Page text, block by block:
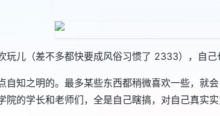
玩儿（差不多都快要成风俗习惯了 2333），自
自知之明的。最多某些东西都稍微喜欢一些，就
院的学长和老师们，全是自己瞎搞，对自己真实实